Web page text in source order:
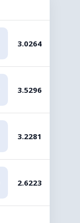
3.0264
3.5296
3.2281
2.6223